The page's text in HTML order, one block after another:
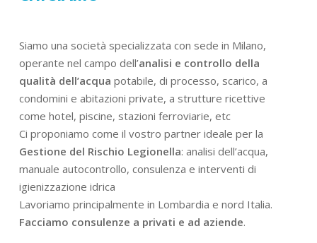
Siamo una società specializzata con sede in Milano,
operante nel campo dell’analisi e controllo della
qualità dell’acqua potabile, di processo, scarico, a
condomini e abitazioni private, a strutture ricettive
come hotel, piscine, stazioni ferroviarie, etc
Ci proponiamo come il vostro partner ideale per la
Gestione del Rischio Legionella: analisi dell’acqua,
manuale autocontrollo, consulenza e interventi di
igienizzazione idrica
Lavoriamo principalmente in Lombardia e nord Italia.
Facciamo consulenze a privati e ad aziende.